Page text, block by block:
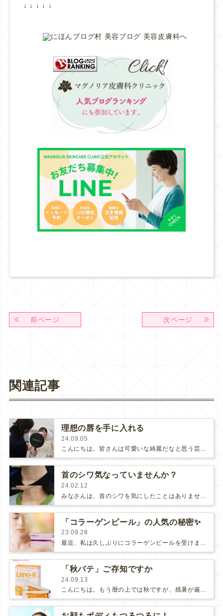
↓ ↓ ↓ ↓ ↓
前ページ 次ページ
関連記事
理想の唇を手に入れる
24.09.05
こんにちは。皆さんは可愛いな綺麗だなと思う芸能人や、モデルさんはいらっしゃいますか？女性のなりたい顔ランキングで、常に上位に入っ…
首のシワ気なっていませんか？
24.02.12
「コラーゲンピール」の人気の秘密✨
23.09.28
最近、私は久しぶりにコラーゲンピールを受けました！お肌の調子が良くない毛穴が気になってきたと思う時は、手軽に受けられて即効性が…
「秋バテ」ご存知ですか
24.09.13
こんにちは。もう暦の上では秋ですが、残暑が厳しいですね😔今年の夏も猛暑でしたが、猛暑が続いた夏の後こそ「秋バテ」になりやすいそう…